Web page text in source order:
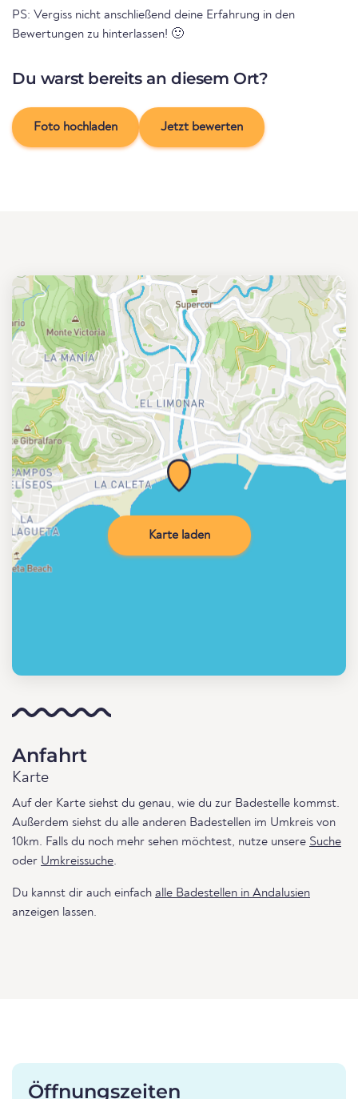
PS: Vergiss nicht anschließend deine Erfahrung in den
Bewertungen zu hinterlassen! 🙂
Du warst bereits an diesem Ort?
Foto hochladen Jetzt bewerten
Karte laden
Anfahrt
Karte
Auf der Karte siehst du genau, wie du zur Badestelle kommst.
Außerdem siehst du alle anderen Badestellen im Umkreis von
10km. Falls du noch mehr sehen möchtest, nutze unsere Suche
oder Umkreissuche.
Du kannst dir auch einfach alle Badestellen in Andalusien
anzeigen lassen.
Öffnungszeiten